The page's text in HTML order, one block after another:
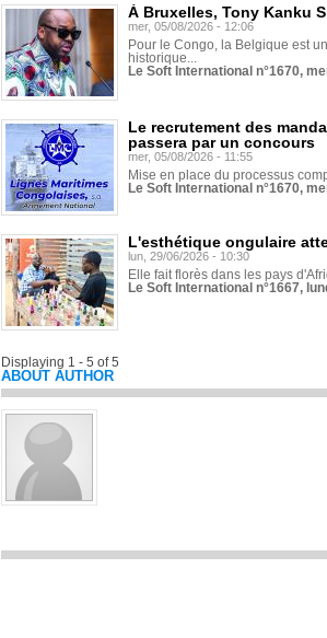
À Bruxelles, Tony Kanku
mer, 05/08/2026 - 12:06
Pour le Congo, la Belgique est
historique...
Le Soft International n°1670,
Le recrutement des
passera par un concours
mer, 05/08/2026 - 11:55
Mise en place du processus
Le Soft International n°1670,
L'esthétique ongulaire
lun, 29/06/2026 - 10:30
Elle fait florès dans les pays
Le Soft International n°1667,
Displaying 1 - 5 of 5
ABOUT AUTHOR